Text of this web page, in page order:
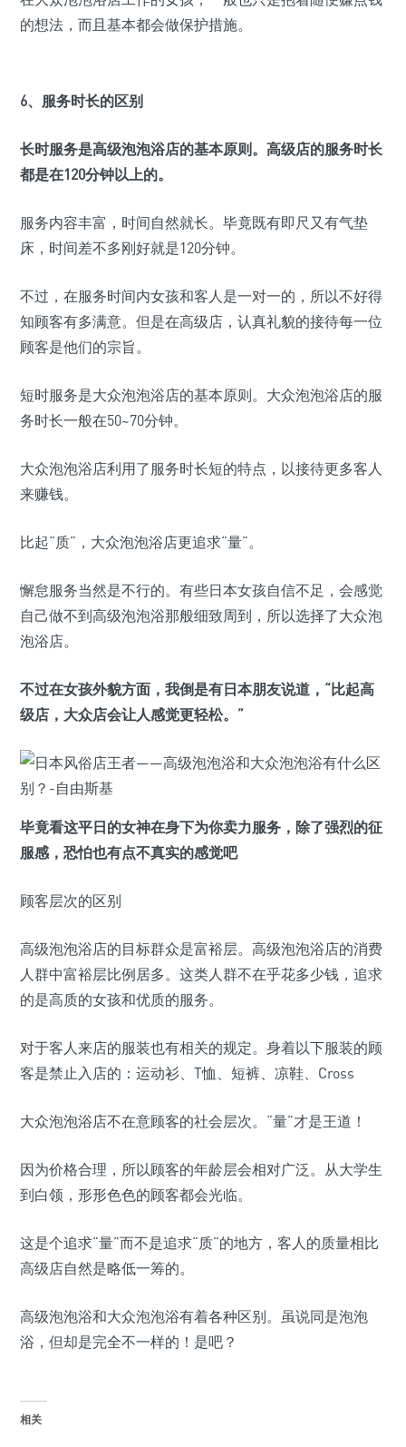
的想法，而且基本都会做保护措施。
6、服务时长的区别
长时服务是高级泡泡浴店的基本原则。高级店的服务时长
都是在120分钟以上的。
服务内容丰富，时间自然就长。毕竟既有即尺又有气垫
床，时间差不多刚好就是120分钟。
不过，在服务时间内女孩和客人是一对一的，所以不好得
知顾客有多满意。但是在高级店，认真礼貌的接待每一位
顾客是他们的宗旨。
短时服务是大众泡泡浴店的基本原则。大众泡泡浴店的服
务时长一般在50~70分钟。
大众泡泡浴店利用了服务时长短的特点，以接待更多客人
来赚钱。
比起“质”，大众泡泡浴店更追求“量”。
懈怠服务当然是不行的。有些日本女孩自信不足，会感觉
自己做不到高级泡泡浴那般细致周到，所以选择了大众泡
泡浴店。
不过在女孩外貌方面，我倒是有日本朋友说道，“比起高
级店，大众店会让人感觉更轻松。”
毕竟看这平日的女神在身下为你卖力服务，除了强烈的征
服感，恐怕也有点不真实的感觉吧
顾客层次的区别
高级泡泡浴店的目标群众是富裕层。高级泡泡浴店的消费
人群中富裕层比例居多。这类人群不在乎花多少钱，追求
的是高质的女孩和优质的服务。
对于客人来店的服装也有相关的规定。身着以下服装的顾
客是禁止入店的：运动衫、T恤、短裤、凉鞋、Cross
大众泡泡浴店不在意顾客的社会层次。“量”才是王道！
因为价格合理，所以顾客的年龄层会相对广泛。从大学生
到白领，形形色色的顾客都会光临。
这是个追求“量”而不是追求“质”的地方，客人的质量相比
高级店自然是略低一筹的。
高级泡泡浴和大众泡泡浴有着各种区别。虽说同是泡泡
浴，但却是完全不一样的！是吧？
相关